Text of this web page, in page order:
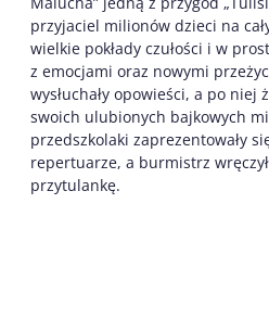
przyjaciel milionów dzieci na
wielkie pokłady czułości i w
z emocjami oraz nowymi
wysłuchały opowieści, a po niej
swoich ulubionych bajkowych
przedszkolaki zaprezentowały
repertuarze, a burmistrz
przytulankę.